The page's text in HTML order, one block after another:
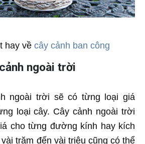
hay về cây cảnh ban công
ngoài trời
ngoài trời sẽ có từng loại giá
loại cây. Cây cảnh ngoài trời
cho từng đường kính hay kích
trăm đến vài triệu cũng có thể